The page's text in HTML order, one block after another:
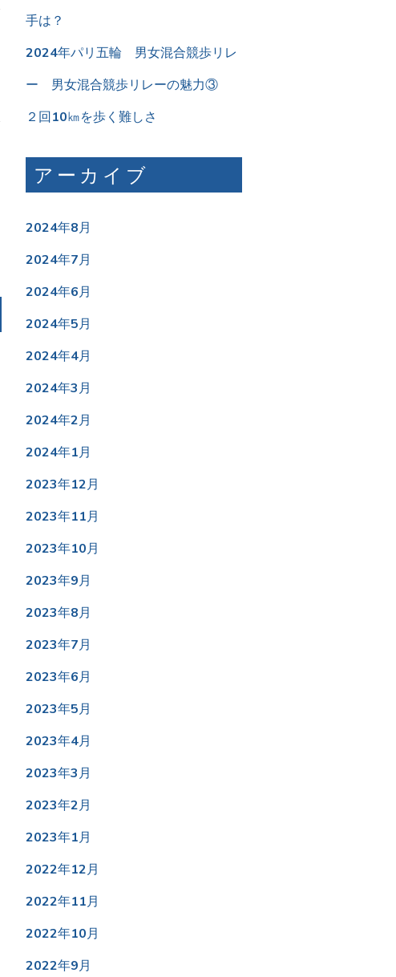
手は？
2024年パリ五輪 男女混合競歩リレ
ー 男女混合競歩リレーの魅力③
２回10㎞を歩く難しさ
アーカイブ
2024年8月
2024年7月
2024年6月
2024年5月
2024年4月
2024年3月
2024年2月
2024年1月
2023年12月
2023年11月
2023年10月
2023年9月
2023年8月
2023年7月
2023年6月
2023年5月
2023年4月
2023年3月
2023年2月
2023年1月
2022年12月
2022年11月
2022年10月
2022年9月